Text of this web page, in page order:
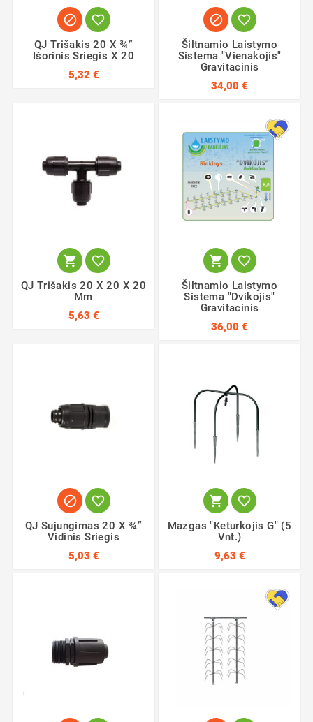
 
QJ Trišakis 20 X ¾”
Išorinis Sriegis X 20
5,32 €
 
Šiltnamio Laistymo
Sistema "Vienakojis"
Gravitacinis
34,00 €
 
QJ Trišakis 20 X 20 X 20
Mm
5,63 €
 
Šiltnamio Laistymo
Sistema "Dvikojis"
Gravitacinis
36,00 €
 
QJ Sujungimas 20 X ¾”
Vidinis Sriegis
5,03 €
 
Mazgas "Keturkojis G" (5
Vnt.)
9,63 €